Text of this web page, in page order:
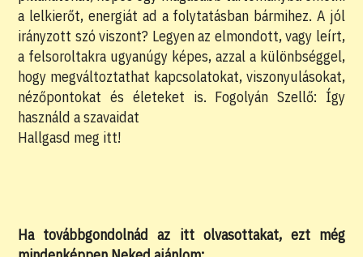
a lelkierőt, energiát ad a folytatásban bármihez. A jól
irányzott szó viszont? Legyen az elmondott, vagy leírt,
a felsoroltakra ugyanúgy képes, azzal a különbséggel,
hogy megváltoztathat kapcsolatokat, viszonyulásokat,
nézőpontokat és életeket is. Fogolyán Szellő: Így
használd a szavaidat
Hallgasd meg itt!
Ha továbbgondolnád az itt olvasottakat, ezt még